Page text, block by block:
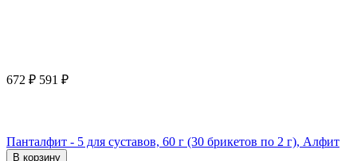
672 ₽ 591 ₽
Панталфит - 5 для суставов, 60 г (30 брикетов по 2 г), Алфит
В корзину